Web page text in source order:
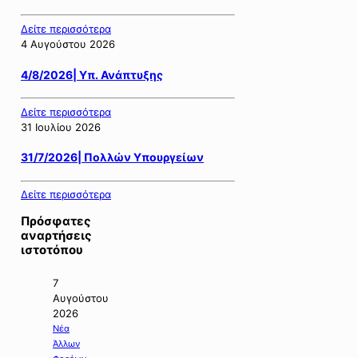
Δείτε περισσότερα
4 Αυγούστου 2026
4/8/2026| Υπ. Ανάπτυξης
Δείτε περισσότερα
31 Ιουλίου 2026
31/7/2026| Πολλών Υπουργείων
Δείτε περισσότερα
Πρόσφατες
αναρτήσεις
ιστοτόπου
7
Αυγούστου
2026
Νέα
Άλλων